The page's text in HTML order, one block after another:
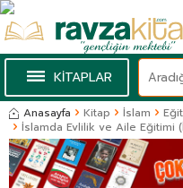
KİTAPLAR
Anasayfa Kitap İslam
İslamda Evlilik ve Aile Eğitimi